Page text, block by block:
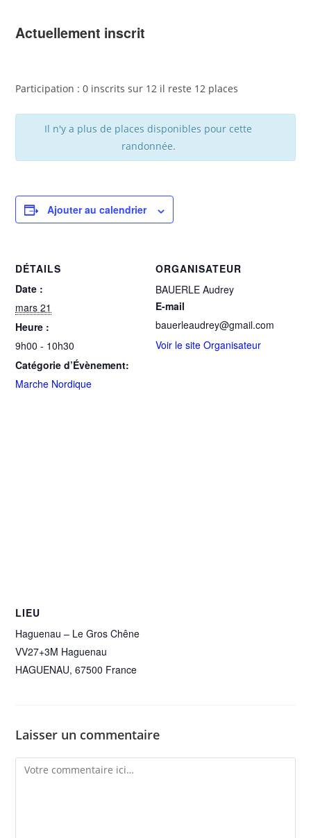
Actuellement inscrit
Participation : 0 inscrits sur 12 il reste 12 places
Il n'y a plus de places disponibles pour cette
randonnée.
Ajouter au calendrier
DÉTAILS
Date :
mars 21
Heure :
9h00 - 10h30
Catégorie d’Évènement:
Marche Nordique
ORGANISATEUR
BAUERLE Audrey
E-mail
bauerleaudrey@gmail.com
Voir le site Organisateur
LIEU
Haguenau – Le Gros Chêne
VV27+3M Haguenau
HAGUENAU, 67500 France
Laisser un commentaire